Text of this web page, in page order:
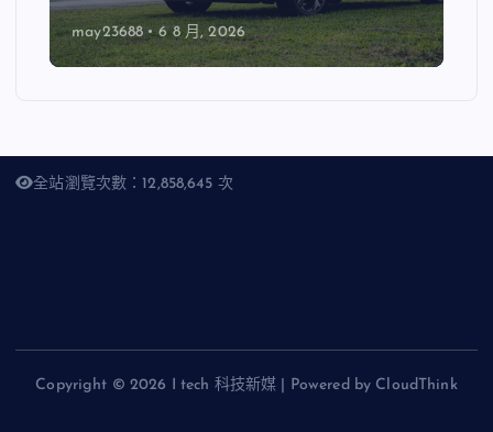
may23688 6 8 月, 2026
全站瀏覽次數：12,858,645 次
Copyright © 2026 I tech 科技新媒 | Powered by CloudThink